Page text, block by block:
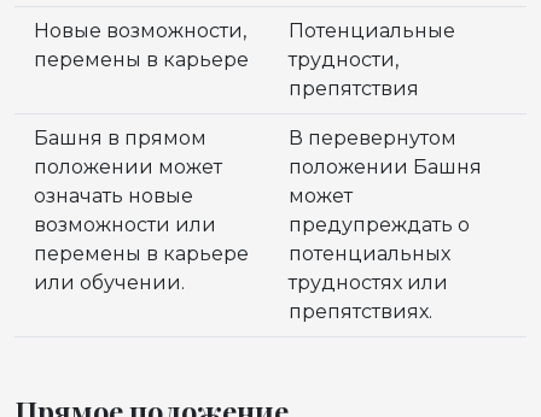
Новые возможности,
перемены в карьере
Потенциальные
трудности,
препятствия
Башня в прямом
положении может
означать новые
возможности или
перемены в карьере
или обучении.
В перевернутом
положении Башня
может
предупреждать о
потенциальных
трудностях или
препятствиях.